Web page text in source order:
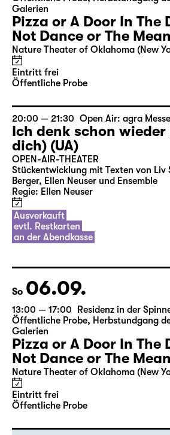
Galerien
Pizza or A Door In The
Not Dance or The
Nature Theater of Oklahoma (New
Eintritt frei
Öffentliche Probe
20:00 — 21:30 Open Air: agra
Ich denk schon wieder
dich) (UA)
OPEN-AIR-THEATER
Stückentwicklung mit Texten von Liv
Berger, Ellen Neuser und Ensemble
Regie: Ellen Neuser
Ausverkauft
evtl. Restkarten
an der Abendkasse
So 06.09.
13:00 — 17:00
Residenz in der
Öffentliche Probe, Herbstundgang
Galerien
Pizza or A Door In The
Not Dance or The
Nature Theater of Oklahoma (New
Eintritt frei
Öffentliche Probe